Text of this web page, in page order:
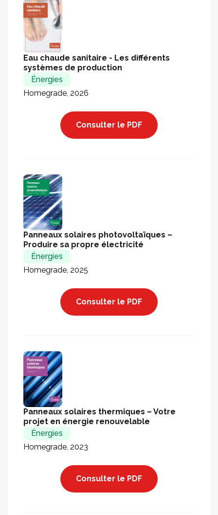
Eau chaude sanitaire - Les différents
systèmes de production
Énergies
Homegrade, 2026
Consulter le PDF
Panneaux solaires photovoltaïques –
Produire sa propre électricité
Énergies
Homegrade, 2025
Consulter le PDF
Panneaux solaires thermiques – Votre
projet en énergie renouvelable
Énergies
Homegrade, 2023
Consulter le PDF